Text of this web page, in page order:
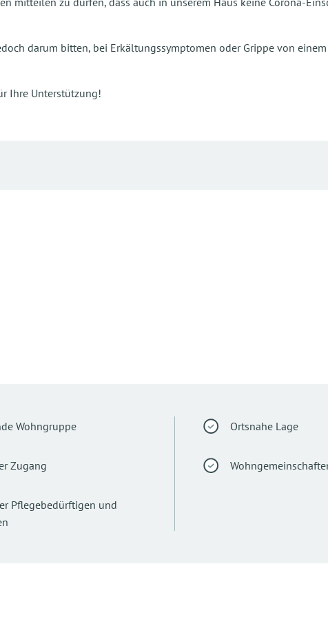
darum bitten, bei Erkältungssymptomen oder Grippe von einem
Ihre Unterstützung!
Wohngruppe
Zugang
Pflegebedürftigen und
Ortsnahe Lage